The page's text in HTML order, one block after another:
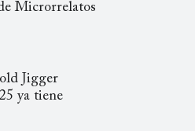
Microrrelatos
Jigger
ya tiene